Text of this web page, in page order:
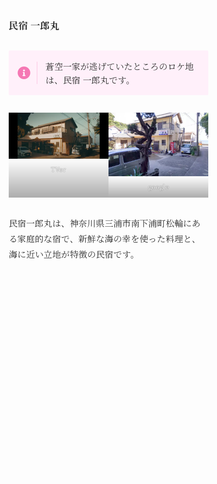
民宿 一郎丸
蒼空一家が逃げていたところのロケ地
は、民宿 一郎丸です。
TVer
google
民宿一郎丸は、神奈川県三浦市南下浦町松輪にあ
る家庭的な宿で、新鮮な海の幸を使った料理と、
海に近い立地が特徴の民宿です。